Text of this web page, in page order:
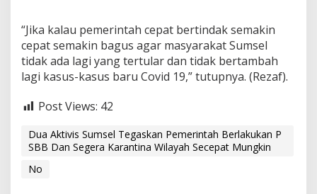
n
g
k
i
n
“Jika kalau pemerintah cepat bertindak semakin
cepat semakin bagus agar masyarakat Sumsel
tidak ada lagi yang tertular dan tidak bertambah
lagi kasus-kasus baru Covid 19,” tutupnya. (Rezaf).
Post Views: 42
Dua Aktivis Sumsel Tegaskan Pemerintah Berlakukan P
SBB Dan Segera Karantina Wilayah Secepat Mungkin
No